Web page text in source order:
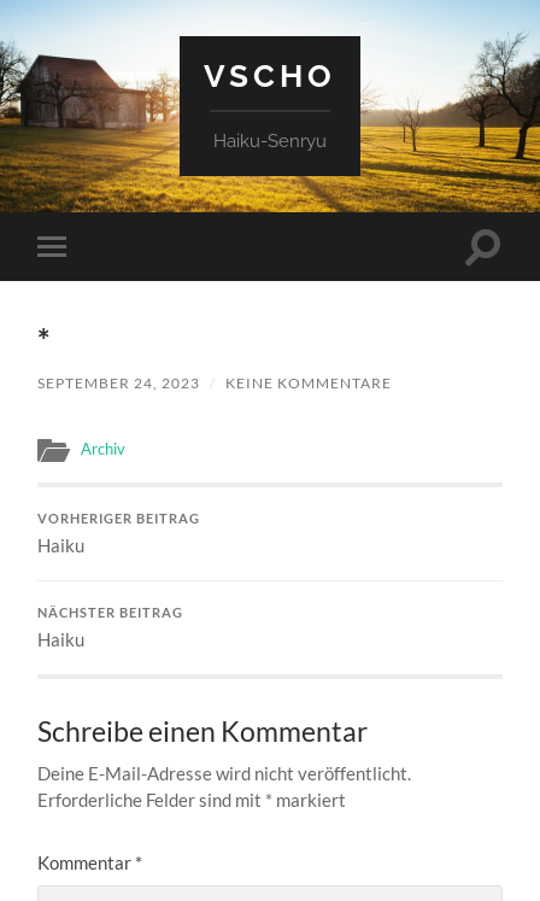
VSCHO
Haiku-Senryu
Mobile-
Menü
*
SEPTEMBER 24, 2023 / KEINE KOMMENTARE
Archiv
VORHERIGER BEITRAG
Haiku
NÄCHSTER BEITRAG
Haiku
Schreibe einen Kommentar
Deine E-Mail-Adresse wird nicht veröffentlicht.
Erforderliche Felder sind mit * markiert
Kommentar *